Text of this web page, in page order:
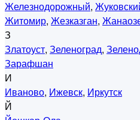
Железнодорожный,
Житомир, Жезказган,
З
Златоуст, Зеленоград,
Зарафшан
И
Иваново, Ижевск, Иркутск
Й